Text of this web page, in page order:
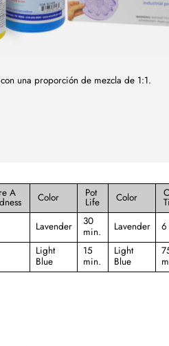
una proporción de mezcla de 1:1.
A Color Pot
Life Color
Lavender
30
min.
Lavender 6
Light
Blue
15
min.
Light
Blue